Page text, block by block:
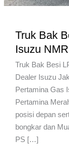
Truk Bak
Isuzu
Truk Bak Besi
Dealer Isuzu
Pertamina Gas
Pertamina
posisi depan
bongkar dan
PS […]